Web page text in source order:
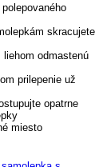
skracujete
odmastenú
prilepenie už
opatrne
miesto